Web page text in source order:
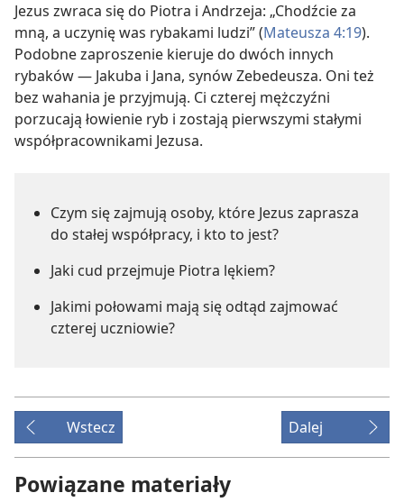
Jezus zwraca się do Piotra i Andrzeja: „Chodźcie za
mną, a uczynię was rybakami ludzi” (Mateusza 4:19).
Podobne zaproszenie kieruje do dwóch innych
rybaków — Jakuba i Jana, synów Zebedeusza. Oni też
bez wahania je przyjmują. Ci czterej mężczyźni
porzucają łowienie ryb i zostają pierwszymi stałymi
współpracownikami Jezusa.
Czym się zajmują osoby, które Jezus zaprasza
do stałej współpracy, i kto to jest?
Jaki cud przejmuje Piotra lękiem?
Jakimi połowami mają się odtąd zajmować
czterej uczniowie?
Wstecz Dalej
Powiązane materiały